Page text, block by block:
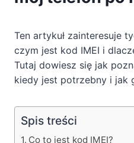
Ten artykuł zainteresuje
czym jest kod IMEI i
Tutaj dowiesz się jak
kiedy jest potrzebny i jak
Spis treści
Co to jest kod IMEI?